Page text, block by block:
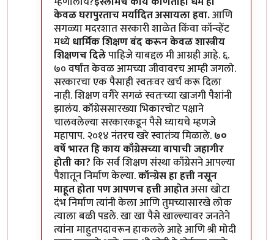
केवळ घरापुरताच मर्यादित असायला हवा.आणि
सगळ्या मदरशात सरकारी शाळेत किंवा कॉन्व्हेंट
मध्येधार्मिक शिक्षण बंद करून केवळ शास्त्रीय
शिक्षणच दिलेपाहिजे याबद्दल मी आग्रही आहे. ६.
७० वर्षांत केवळ आमच्या जीवावरच आम्ही जगलो.
सरकारचा एक पैसाही स्वतःवर खर्च करू दिला
नाही. शिक्षण वगैरे सगळं स्वतःच्या खाजगी पैशांनी
झालंय. कॉंग्रेससारख्या भिकारचोट पक्षाने
चालवलेल्या सरकारकडून पैसे घ्यायचे म्हणजे
महापाप. २०१४ नंतरच खरे स्वातंत्र्य मिळाले.७०
वर्षे भारत हि काय काँग्रेसच्या बापाची जहागीर
होती का?कि सर्व शिक्षण संस्था काँग्रेसने आपल्या
पैशातून निर्माण केल्या.कॉन्ग्रेस हा हत्ती नसून
माहूत होता पण आपणच हत्ती आहोतअसा खोटा
दंभ निर्माण त्यांनी केला आणि तुमच्यासारखे लोक
त्याला बळी पडले. खा खा पैसे खाल्ल्यावर जनतेने
त्यांना माहुतपदावरून हाकलले आहे आणि श्री मोदी